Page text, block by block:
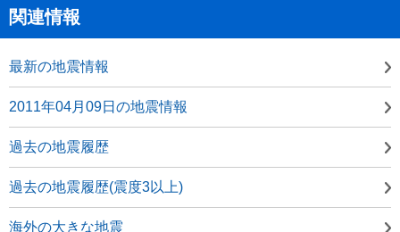
関連情報
最新の地震情報
2011年04月09日の地震情報
過去の地震履歴
過去の地震履歴(震度3以上)
海外の大きな地震